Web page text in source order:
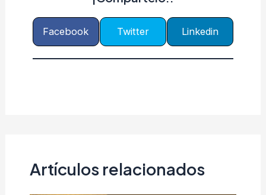
Facebook Twitter Linkedin
Artículos relacionados